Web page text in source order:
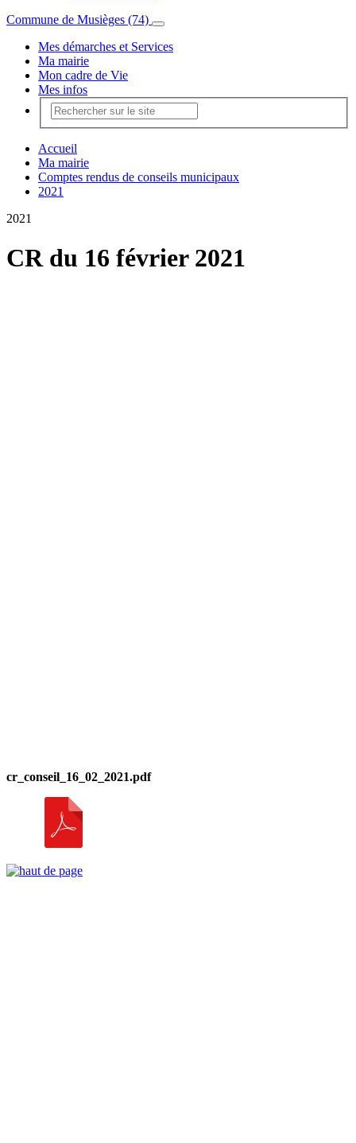
Commune de Musièges (74)
Mes démarches et Services
Ma mairie
Mon cadre de Vie
Mes infos
Accueil
Ma mairie
Comptes rendus de conseils municipaux
2021
2021
CR du 16 février 2021
cr_conseil_16_02_2021.pdf